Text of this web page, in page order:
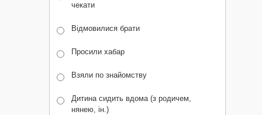
чекати
Відмовилися брати
Просили хабар
Взяли по знайомству
Дитина сидить вдома (з родичем,
нянею, ін.)